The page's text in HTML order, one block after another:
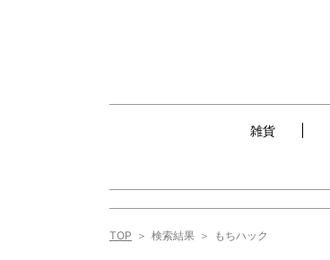
雑貨
TOP 検索結果 もちハック